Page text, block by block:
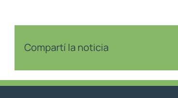
Compartí la noticia